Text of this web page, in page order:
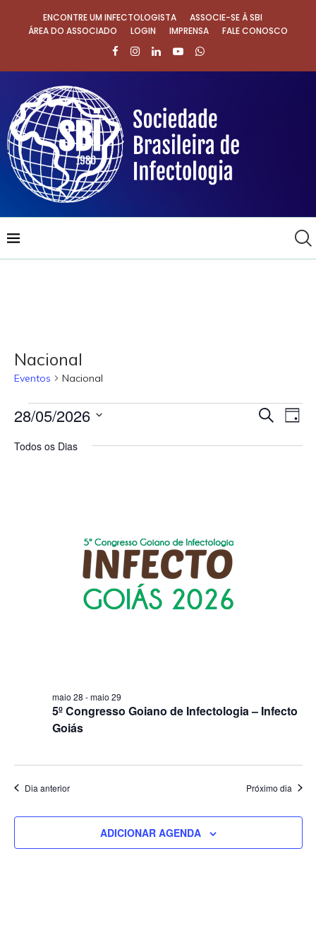
ENCONTRE UM INFECTOLOGISTA
ASSOCIE-SE À SBI
ÁREA DO ASSOCIADO
LOGIN IMPRENSA FALE CONOSCO
Nacional
Eventos Nacional
Pesquisa
e
de
do
DIA
28/05/2026
a
Todos os Dias
5º Congresso Goiano de Infectologia – Infecto
Goiás
maio 28 -maio 29
Dia anterior Próximo dia
ADICIONAR AGENDA